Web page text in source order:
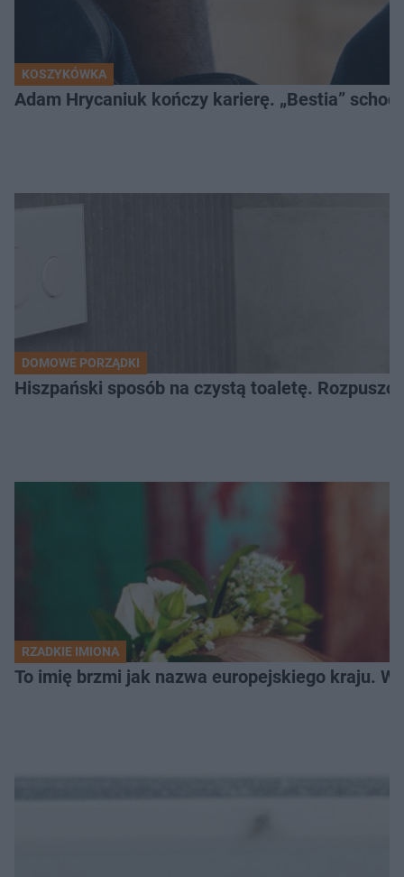
KOSZYKÓWKA
Adam Hrycaniuk kończy karierę. „Bestia”
DOMOWE PORZĄDKI
Hiszpański sposób na czystą toaletę.
RZADKIE IMIONA
To imię brzmi jak nazwa europejskiego kraju.